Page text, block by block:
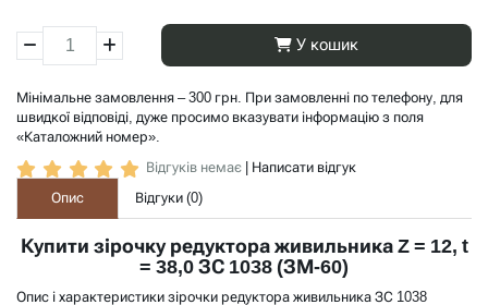
У кошик
Мінімальне замовлення – 300 грн. При замовленні по телефону, для
швидкої відповіді, дуже просимо вказувати інформацію з поля
«Каталожний номер».
Відгуків немає
Написати відгук
Опис
Відгуки (0)
Купити зірочку редуктора живильника Z = 12, t
= 38,0 ЗС 1038 (ЗМ-60)
Опис і характеристики зірочки редуктора живильника ЗС 1038